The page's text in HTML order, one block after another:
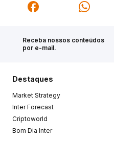
Receba nossos conteúdos
por e-mail.
Destaques
Market Strategy
Inter Forecast
Criptoworld
Bom Dia Inter